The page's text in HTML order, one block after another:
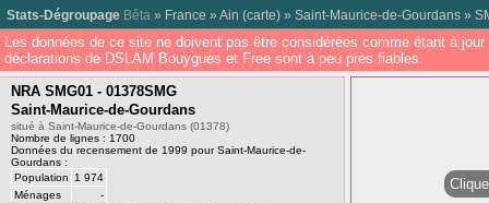
Stats-Dégroupage Bêta » France » Ain (carte) » Saint-Maurice-de-Gourdans »
Les données de ce site ne doivent pas être considérées comme étant à
déclarations de DSLAM Bouygues et Free sont à peu près fiables.
NRA SMG01 - 01378SMG
Saint-Maurice-de-Gourdans
situé à Saint-Maurice-de-Gourdans (01378)
Nombre de lignes : 1700
Données du recensement de 1999 pour Saint-Maurice-de-
Gourdans :
Population
1 974
Ménages
-